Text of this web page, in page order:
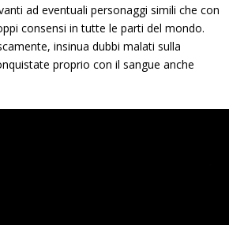
ad eventuali personaggi simili che con
consensi in tutte le parti del mondo.
insinua dubbi malati sulla
proprio con il sangue anche